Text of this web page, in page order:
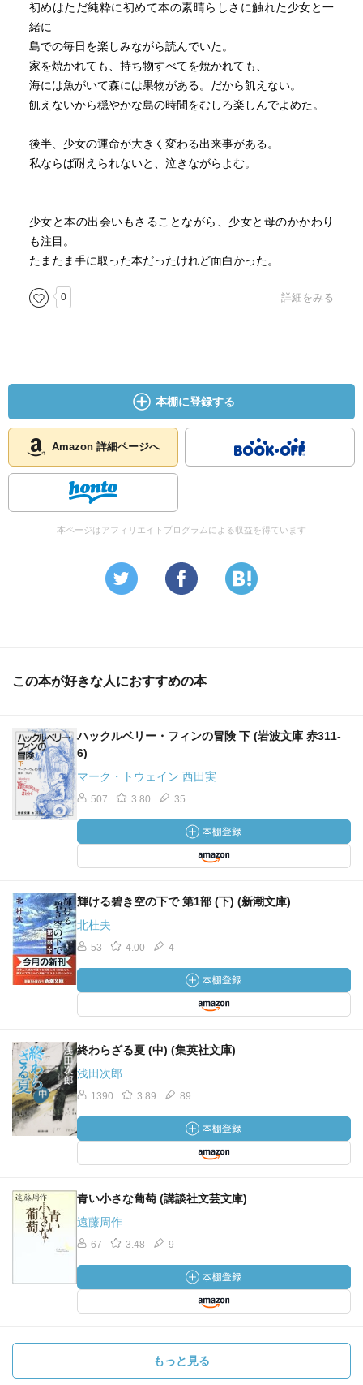
初めはただ純粋に初めて本の素晴らしさに触れた少女と一
緒に
島での毎日を楽しみながら読んでいた。
家を焼かれても、持ち物すべてを焼かれても、
海には魚がいて森には果物がある。だから飢えない。
飢えないから穏やかな島の時間をむしろ楽しんでよめた。
後半、少女の運命が大きく変わる出来事がある。
私ならば耐えられないと、泣きながらよむ。
少女と本の出会いもさることながら、少女と母のかかわり
も注目。
たまたま手に取った本だったけれど面白かった。
0 詳細をみる
本棚に登録する
Amazon 詳細ページへ
本ページはアフィリエイトプログラムによる収益を得ています
この本が好きな人におすすめの本
ハックルベリー・フィンの冒険 下 (岩波文庫 赤311-
6)
マーク・トウェイン 西田実
507 3.80 35
輝ける碧き空の下で 第1部 (下) (新潮文庫)
北杜夫
53 4.00 4
終わらざる夏 (中) (集英社文庫)
浅田次郎
1390 3.89 89
青い小さな葡萄 (講談社文芸文庫)
遠藤周作
67 3.48 9
もっと見る